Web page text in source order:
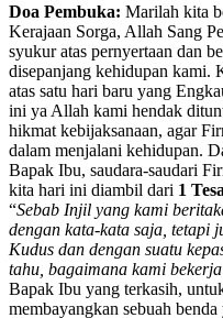
Doa Pembuka: Marilah kita
Kerajaan Sorga, Allah Sang
syukur atas pernyertaan dan
disepanjang kehidupan kami.
atas satu hari baru yang
ini ya Allah kami hendak
hikmat kebijaksanaan, agar
dalam menjalani kehidupan.
Bapak Ibu, saudara-saudari
kita hari ini diambil dari 1
“Sebab Injil yang kami
dengan kata-kata saja, tetapi
Kudus dan dengan suatu
tahu, bagaimana kami
Bapak Ibu yang terkasih,
membayangkan sebuah